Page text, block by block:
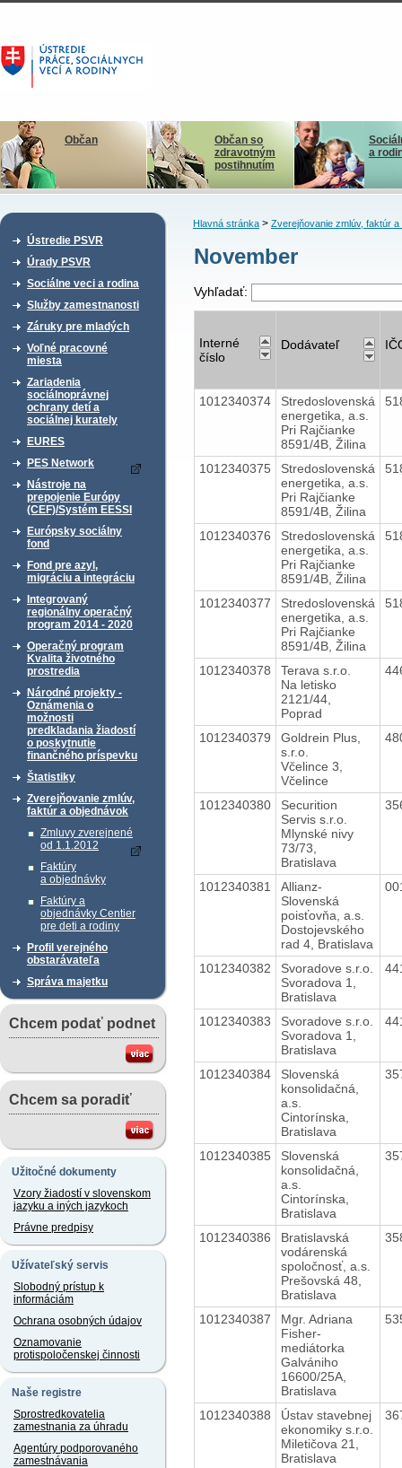
Občan
Občan so
zdravotným
postihnutím
a
Ústredie PSVR
Úrady PSVR
Sociálne veci a rodina
Služby zamestnanosti
Záruky pre mladých
Voľné pracovné
miesta
Zariadenia
sociálnoprávnej
ochrany detí a
sociálnej kurately
EURES
PES Network
Nástroje na
prepojenie Európy
(CEF)/Systém EESSI
Európsky sociálny
fond
Fond pre azyl,
migráciu a integráciu
Integrovaný
regionálny operačný
program 2014 - 2020
Operačný program
Kvalita životného
prostredia
Národné projekty -
Oznámenia o
možnosti
predkladania žiadostí
o poskytnutie
finančného príspevku
Štatistiky
Zverejňovanie zmlúv,
faktúr a objednávok
Zmluvy zverejnené
od 1.1.2012
Faktúry
a objednávky
Faktúry a
objednávky Centier
pre deti a rodiny
Profil verejného
obstarávateľa
Správa majetku
Chcem podať podnet
Chcem sa poradiť
Užitočné dokumenty
Vzory žiadostí v slovenskom
jazyku a iných jazykoch
Právne predpisy
Užívateľský servis
Slobodný prístup k
informáciám
Ochrana osobných údajov
Oznamovanie
protispoločenskej činnosti
Naše registre
Sprostredkovatelia
zamestnania za úhradu
Agentúry podporovaného
zamestnávania
Hlavná stránka> Zverejňovanie zmlúv, faktúr a
November
Vyhľadať:
Interné
číslo
Dodávateľ
1012340374
Stredoslovenská
energetika, a.s.
Pri Rajčianke
8591/4B, Žilina
1012340375
Stredoslovenská
energetika, a.s.
Pri Rajčianke
8591/4B, Žilina
1012340376
Stredoslovenská
energetika, a.s.
Pri Rajčianke
8591/4B, Žilina
1012340377
Stredoslovenská
energetika, a.s.
Pri Rajčianke
8591/4B, Žilina
1012340378
Terava s.r.o.
Na letisko
2121/44,
Poprad
1012340379
Goldrein Plus,
s.r.o.
Včelince 3,
Včelince
1012340380
Securition
Servis s.r.o.
Mlynské nivy
73/73,
Bratislava
1012340381
Allianz-
Slovenská
poisťovňa, a.s.
Dostojevského
rad 4, Bratislava
1012340382
Svoradove s.r.o.
Svoradova 1,
Bratislava
1012340383
Svoradove s.r.o.
Svoradova 1,
Bratislava
1012340384
Slovenská
konsolidačná,
a.s.
Cintorínska,
Bratislava
1012340385
Slovenská
konsolidačná,
a.s.
Cintorínska,
Bratislava
1012340386
Bratislavská
vodárenská
spoločnosť, a.s.
Prešovská 48,
Bratislava
1012340387
Mgr. Adriana
Fisher-
mediátorka
Galvániho
16600/25A,
Bratislava
1012340388
Ústav stavebnej
ekonomiky s.r.o.
Miletičova 21,
Bratislava